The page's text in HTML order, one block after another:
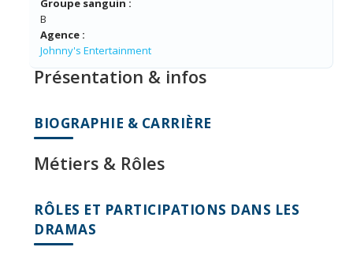
Groupe sanguin :
B
Agence :
Johnny's Entertainment
Présentation & infos
BIOGRAPHIE & CARRIÈRE
Métiers & Rôles
RÔLES ET PARTICIPATIONS DANS LES
DRAMAS